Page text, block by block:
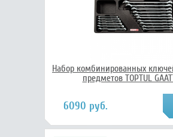
Набор комбинированных
предметов TOPTUL
6090 руб.